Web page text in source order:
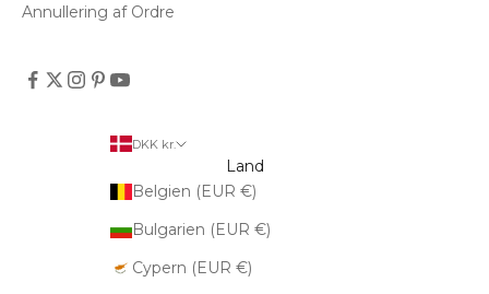
Annullering af Ordre
DKK kr.
Land
Belgien (EUR €)
Bulgarien (EUR €)
Cypern (EUR €)